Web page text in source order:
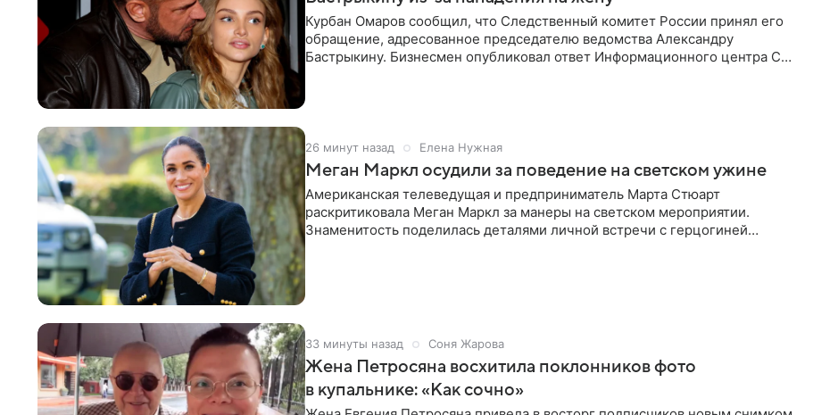
Курбан Омаров сообщил, что Следственный комитет России принял его
обращение, адресованное председателю ведомства Александру
Бастрыкину. Бизнесмен опубликовал ответ Информационного центра СК
26 минут назад Елена Нужная
Меган Маркл осудили за поведение на светском ужине
Американская телеведущая и предприниматель Марта Стюарт
раскритиковала Меган Маркл за манеры на светском мероприятии.
Знаменитость поделилась деталями личной встречи с герцогиней
33 минуты назад Соня Жарова
Жена Петросяна восхитила поклонников фото
в купальнике: «Как сочно»